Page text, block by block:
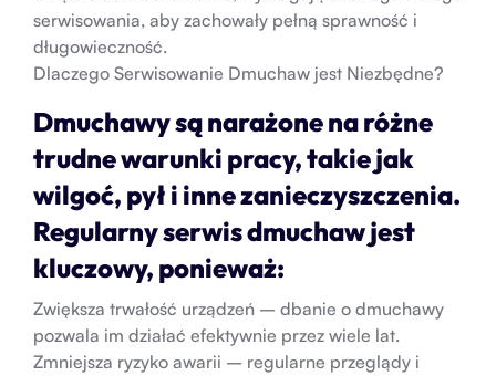
serwisowania, aby zachowały pełną sprawność i
długowieczność.
Dlaczego Serwisowanie Dmuchaw jest Niezbędne?
Dmuchawy są narażone na różne
trudne warunki pracy, takie jak
wilgoć, pył i inne zanieczyszczenia.
Regularny serwis dmuchaw jest
kluczowy, ponieważ:
Zwiększa trwałość urządzeń – dbanie o dmuchawy
pozwala im działać efektywnie przez wiele lat.
Zmniejsza ryzyko awarii – regularne przeglądy i